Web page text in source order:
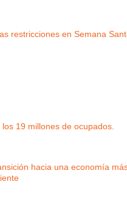
restricciones en Semana
19 millones de ocupados.
hacia una economía